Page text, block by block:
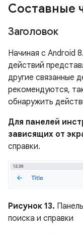
Составные
Заголовок
Начиная с Android
действий
другие связанные
рекомендуются,
обнаружить
Для панелей
зависящих от
справки.
Рисунок 13.
поиска и справки